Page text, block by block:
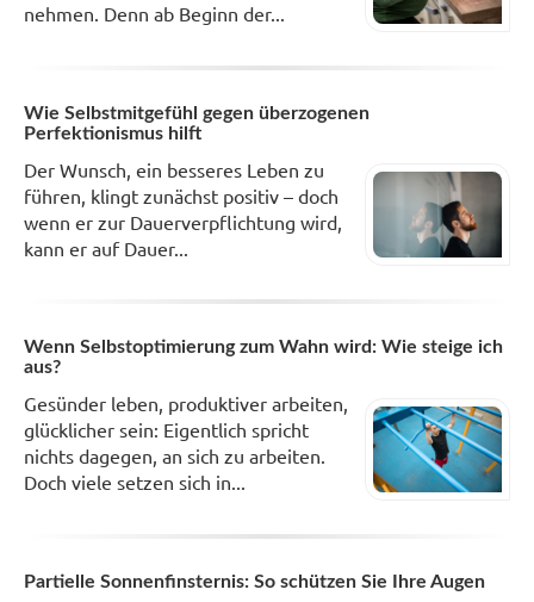
nehmen. Denn ab Beginn der...
Wie Selbstmitgefühl gegen überzogenen
Perfektionismus hilft
Der Wunsch, ein besseres Leben zu
führen, klingt zunächst positiv – doch
wenn er zur Dauerverpflichtung wird,
kann er auf Dauer...
Wenn Selbstoptimierung zum Wahn wird: Wie steige ich
aus?
Gesünder leben, produktiver arbeiten,
glücklicher sein: Eigentlich spricht
nichts dagegen, an sich zu arbeiten.
Doch viele setzen sich in...
Partielle Sonnenfinsternis: So schützen Sie Ihre Augen